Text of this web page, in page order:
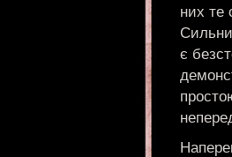
них те
є